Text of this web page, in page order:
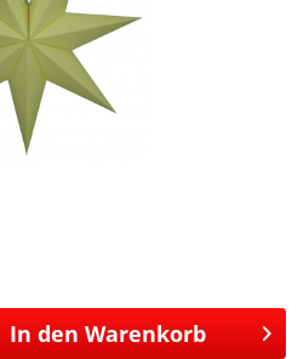
In den Warenkorb